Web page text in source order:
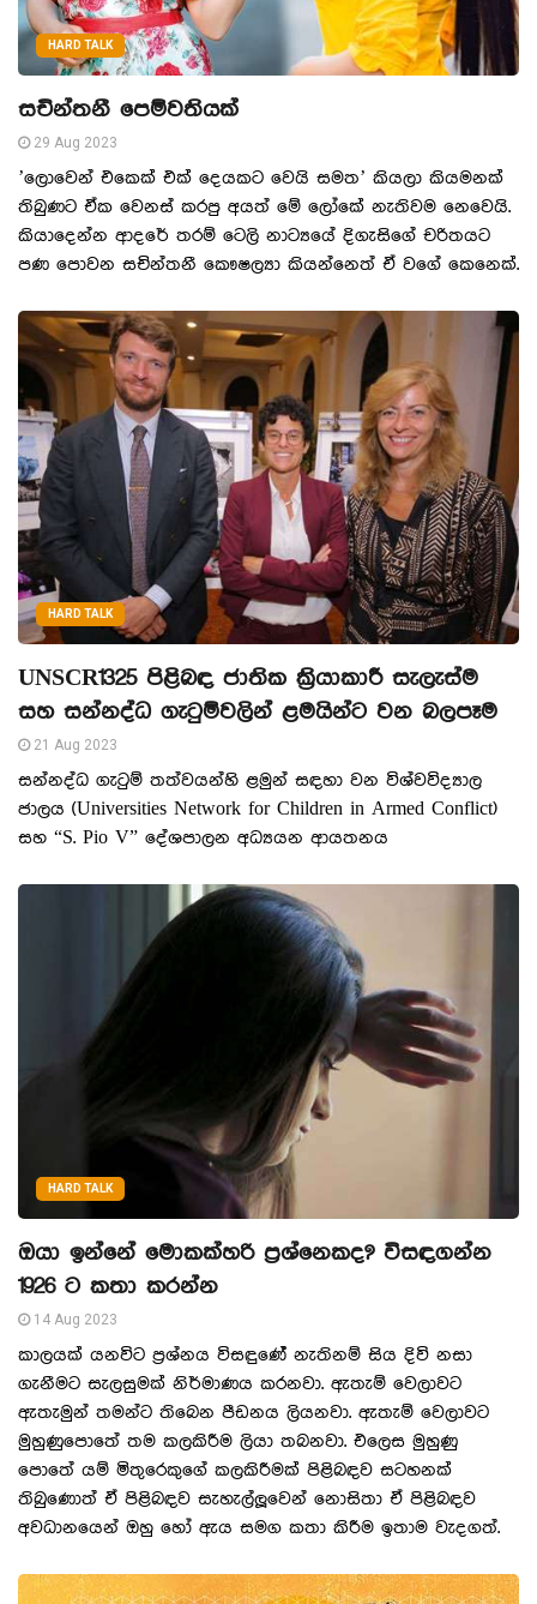
HARD TALK
සචින්තනී පෙම්වතියක්
29 Aug 2023
’ලොවෙන් එකෙක් එක් දෙයකට වෙයි සමත’ කියලා කියමනක්
තිබුණට ඒක වෙනස් කරපු අයත් මේ ලෝකේ නැතිවම නෙවෙයි.
කියාදෙන්න ආදරේ තරම් ටෙලි නාට්‍යයේ දිගැසිගේ චරිතයට
පණ පොවන සචින්තනී කෞෂල්‍යා කියන්නෙත් ඒ වගේ කෙනෙක්.
HARD TALK
UNSCR1325 පිළිබඳ ජාතික ක්‍රියාකාරී සැලැස්ම
සහ සන්නද්ධ ගැටුම්වලින් ළමයින්ට වන බලපෑම
21 Aug 2023
සන්නද්ධ ගැටුම් තත්වයන්හි ළමුන් සඳහා වන විශ්වවිද්‍යාල
ජාලය (Universities Network for Children in Armed Conflict)
සහ “S. Pio V” දේශපාලන අධ්‍යයන ආයතනය
HARD TALK
ඔයා ඉන්නේ මොකක්හරි ප‍්‍රශ්නෙකද? විසඳගන්න
1926 ට කතා කරන්න
14 Aug 2023
කාලයක් යනවිට ප‍්‍රශ්නය විසඳුණේ් නැතිනම් සිය දිවි නසා
ගැනීමට සැලසුමක් නිර්මාණය කරනවා. ඇතැම් වෙලාවට
ඇතැමුන් තමන්ට තිබෙන පීඩනය ලියනවා. ඇතැම් වෙලාවට
මුහුණුපොතේ තම කලකිරීම ලියා තබනවා. එලෙස මුහුණු
පොතේ යම් මිතුරෙකුගේ කලකිරීමක් පිළිබඳව සටහනක්
තිබුණොත් ඒ පිළිබඳව සැහැල්ලූවෙන් නොසිතා ඒ පිළිබඳව
අවධානයෙන් ඔහු හෝ ඇය සමග කතා කිරීම ඉතාම වැදගත්.